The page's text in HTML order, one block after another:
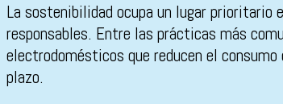
La sostenibilidad ocupa un lugar
responsables. Entre las prácticas más
electrodomésticos que reducen el
plazo.